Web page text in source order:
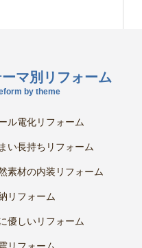
マ別リフォーム
by theme
ル電化リフォーム
い長持ちリフォーム
素材の内装リフォーム
リフォーム
優しいリフォーム